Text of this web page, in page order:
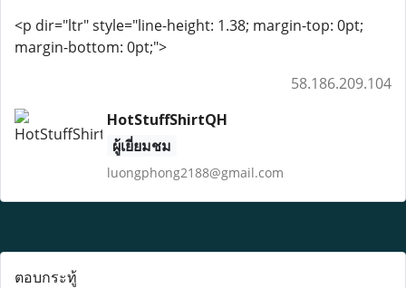
<p dir="ltr" style="line-height: 1.38; margin-top: 0pt;
margin-bottom: 0pt;">
58.186.209.104
HotStuffShirtQH
ผู้เยี่ยมชม
luongphong2188@gmail.com
ตอบกระทู้